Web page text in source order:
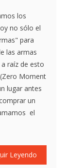
los
no sólo el
para
las armas
raíz de esto
Moment
lugar antes
un
el
Leyendo